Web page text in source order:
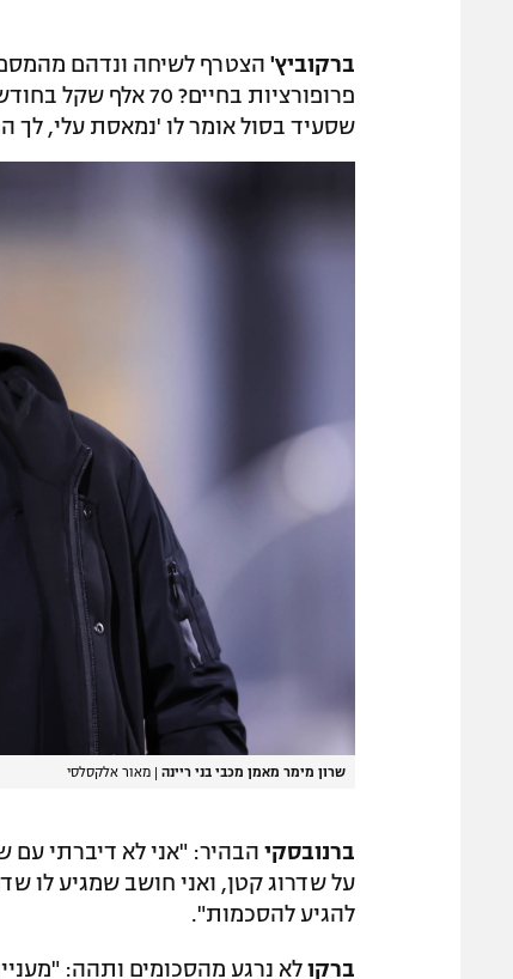
ברקוביץ' הצטרף לשיחה ונדהם
פרופורציות
שסעיד בסול אומר לו 'נמאסת עלי, לך
שרון מימר מאמן מכבי בני ריינה מאור אלקסלסי
ברנובסקי הבהיר: "אני לא דיברתי עם
על שדרוג קטן, ואני חושב שמגיע לו
להגיע להסכמות".
ברקו לא נרגע מהסכומים ותהה: